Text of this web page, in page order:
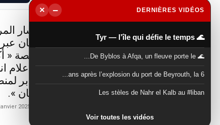
أشار
لبنان
منصة «
الاعلام
جابر
لبنان ».
DERNIÈRES VIDÉOS
−
×
🌊 Tyr — l’île qui défie le temps
🌊 De Byblos à Afqa, un fleuve porte le...
6 ans après l’explosion du port de Beyrouth, la...
Les stèles de Nahr el Kalb au #liban
Voir toutes les vidéos